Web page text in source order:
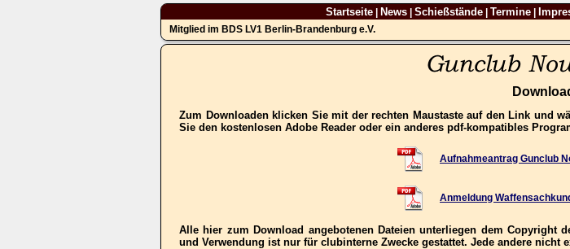
Startseite| News| Schießstände| Termine|
Mitglied im BDS LV1 Berlin-Brandenburg e.V.
Zum Downloaden klicken Sie mit der rechten Maustaste auf den Link und
Sie den kostenlosen Adobe Reader oder ein anderes pdf-kompatibles
Aufnahmeantrag Gunclub
Anmeldung
Alle hier zum Download angebotenen Dateien unterliegen dem Copyright
und Verwendung ist nur für clubinterne Zwecke gestattet. Jede andere nicht